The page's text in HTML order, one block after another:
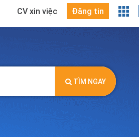
CV xin việc Đăng tin
TÌM NGAY